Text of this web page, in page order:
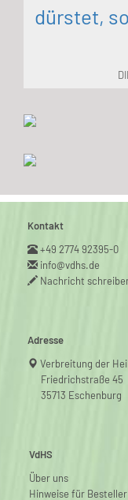
dürstet,
Kontakt
+49 2774 92395-0
info@vdhs.de
Nachricht
Adresse
Verbreitung der
Friedrichstraße 45
35713 Eschenburg
VdHS
Über uns
Hinweise für Besteller